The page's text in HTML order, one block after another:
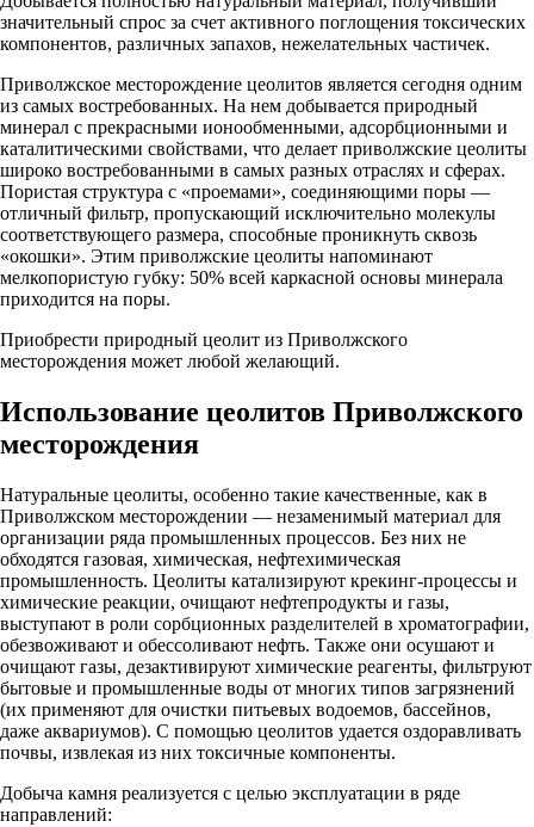
значительный спрос за счет активного поглощения токсических
компонентов, различных запахов, нежелательных частичек.
Приволжское месторождение цеолитов является сегодня одним
из самых востребованных. На нем добывается природный
минерал с прекрасными ионообменными, адсорбционными и
каталитическими свойствами, что делает приволжские цеолиты
широко востребованными в самых разных отраслях и сферах.
Пористая структура с «проемами», соединяющими поры —
отличный фильтр, пропускающий исключительно молекулы
соответствующего размера, способные проникнуть сквозь
«окошки». Этим приволжские цеолиты напоминают
мелкопористую губку: 50% всей каркасной основы минерала
приходится на поры.
Приобрести природный цеолит из Приволжского
месторождения может любой желающий.
Использование цеолитов Приволжского
месторождения
Натуральные цеолиты, особенно такие качественные, как в
Приволжском месторождении — незаменимый материал для
организации ряда промышленных процессов. Без них не
обходятся газовая, химическая, нефтехимическая
промышленность. Цеолиты катализируют крекинг-процессы и
химические реакции, очищают нефтепродукты и газы,
выступают в роли сорбционных разделителей в хроматографии,
обезвоживают и обессоливают нефть. Также они осушают и
очищают газы, дезактивируют химические реагенты, фильтруют
бытовые и промышленные воды от многих типов загрязнений
(их применяют для очистки питьевых водоемов, бассейнов,
даже аквариумов). С помощью цеолитов удается оздоравливать
почвы, извлекая из них токсичные компоненты.
Добыча камня реализуется с целью эксплуатации в ряде
направлений: